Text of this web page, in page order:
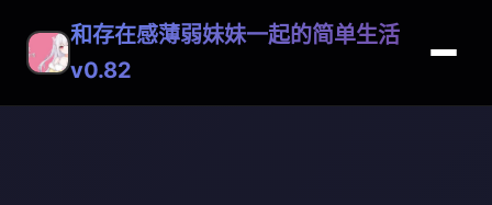
和存在感薄弱妹妹一起的简单生活
v0.82